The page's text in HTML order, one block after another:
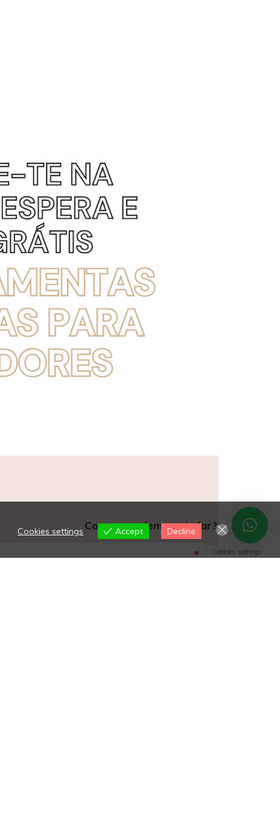
Cookies settings Accept Decline
Cookies settings
Como o podemos ajudar?